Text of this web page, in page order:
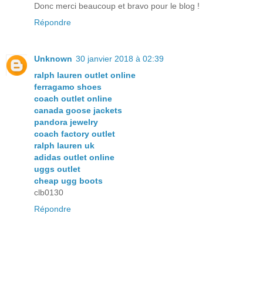
Donc merci beaucoup et bravo pour le blog !
Répondre
Unknown 30 janvier 2018 à 02:39
ralph lauren outlet online
ferragamo shoes
coach outlet online
canada goose jackets
pandora jewelry
coach factory outlet
ralph lauren uk
adidas outlet online
uggs outlet
cheap ugg boots
clb0130
Répondre